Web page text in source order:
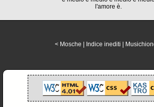
l'amore è.
< Mosche Indice inediti